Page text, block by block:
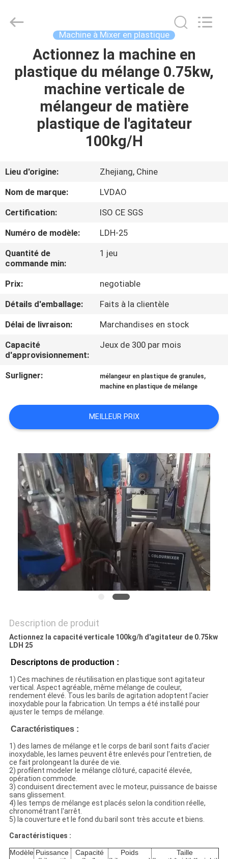
MAISON
PRODUITS
SUJET
NOUS
D'USINE
CONTRÔLE
DE
QUALITÉ
CONTACTEZ-
NOUS
NOUVELLES
DEMANDEZ
UNE
PLAN
DU
SITE
PRIVACY
POLICY
INDUSTRIAL
TRADE
Machine à Mixer en plastique
Actionnez la machine en
plastique du mélange 0.75kw,
machine verticale de
mélangeur de matière
plastique de l'agitateur
100kg/H
Lieu d'origine:
Zhejiang, Chine
Nom de marque:
LVDAO
Certification:
ISO CE SGS
Numéro de modèle:
LDH-25
Quantité de
commande min:
1 jeu
Prix:
negotiable
Détails d'emballage:
Faits à la clientèle
Délai de livraison:
Marchandises en stock
Capacité
d'approvisionnement:
Jeux de 300 par mois
Surligner: mélangeur en plastique de granules,
machine en plastique de mélange
MEILLEUR PRIX
Description de produit
Actionnez la capacité verticale 100kg/h d'agitateur de 0.75kw
LDH 25
Descriptons de production :
1) Ces machines de réutilisation en plastique sont agitateur
vertical. Aspect agréable, même mélange de couleur,
rendement élevé. Tous les barils de agitation adoptent l'acier
inoxydable pour la fabrication. Un temps a été installé pour
ajuster le temps de mélange.
Caractéristiques :
1) des lames de mélange et le corps de baril sont faits d'acier
inoxydable, les lames peuvent être enlevés pour l'entretien, de
ce fait prolongeant la durée de vie.
2) profilent modeler le mélange clôturé, capacité élevée,
opération commode.
3) conduisent directement avec le moteur, puissance de baisse
sans glissement.
4) les temps de mélange est placés selon la condition réelle,
chronométrant l'arrêt.
5) la couverture et le fond du baril sont très accute et biens.
Caractéristiques :
Modèle Puissance
Capacité
Poids
Taille